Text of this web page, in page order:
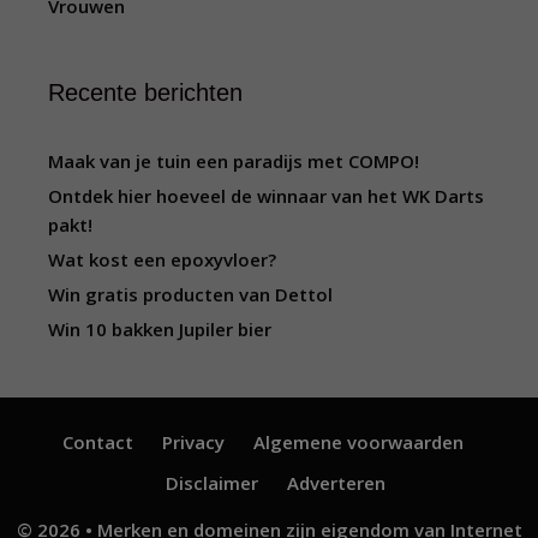
Vrouwen
Recente berichten
Maak van je tuin een paradijs met COMPO!
Ontdek hier hoeveel de winnaar van het WK Darts
pakt!
Wat kost een epoxyvloer?
Win gratis producten van Dettol
Win 10 bakken Jupiler bier
Contact Privacy
Algemene voorwaarden
Disclaimer
Adverteren
© 2026 • Merken en domeinen zijn eigendom van Internet